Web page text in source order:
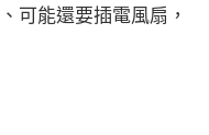
可能還要插電風扇，